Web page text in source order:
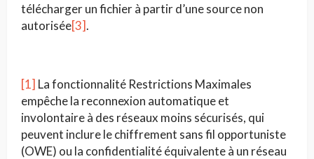
télécharger un fichier à partir d’une source non
autorisée[3].
[1] La fonctionnalité Restrictions Maximales
empêche la reconnexion automatique et
involontaire à des réseaux moins sécurisés, qui
peuvent inclure le chiffrement sans fil opportuniste
(OWE) ou la confidentialité équivalente à un réseau